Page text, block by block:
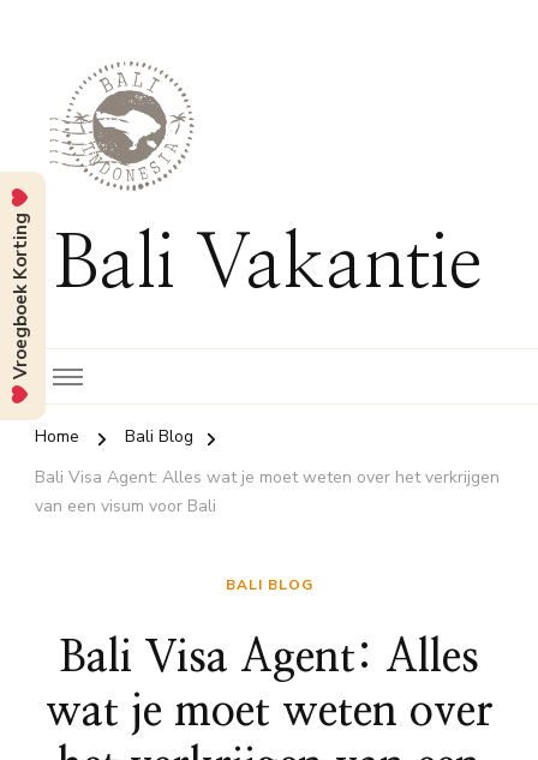
Bali Vakantie
Home
Bali Blog
Bali Visa Agent: Alles wat je moet weten over het verkrijgen
van een visum voor Bali
BALI BLOG
Bali Visa Agent: Alles
wat je moet weten over
Vroegboek Korting